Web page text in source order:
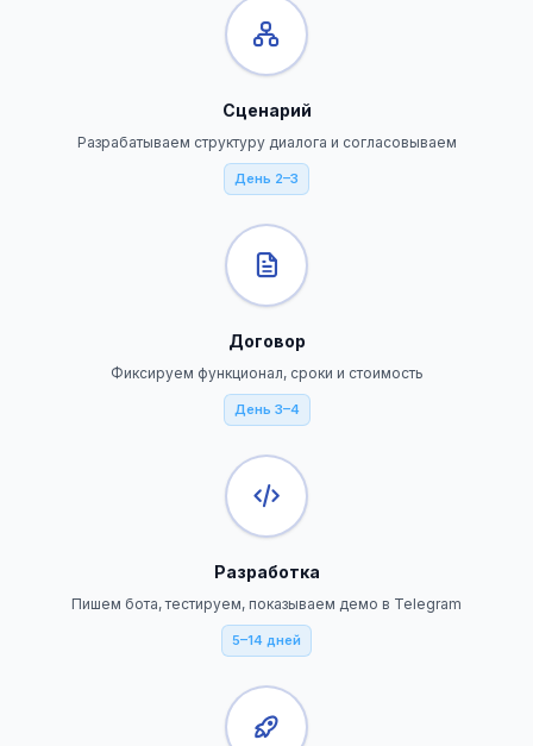
Сценарий
Разрабатываем структуру диалога и согласовываем
День 2–3
Договор
Фиксируем функционал, сроки и стоимость
День 3–4
Разработка
Пишем бота, тестируем, показываем демо в Telegram
5–14 дней